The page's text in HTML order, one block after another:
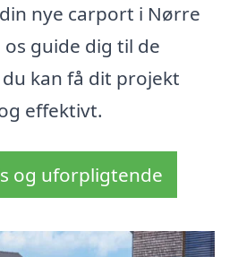
nye carport i Nørre
guide dig til de
kan få dit projekt
effektivt.
og uforpligtende